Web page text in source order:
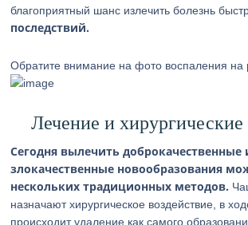
благоприятный шанс излечить болезнь
последствий.
Обратите внимание на фото воспаления на
Лечение и
Сегодня вылечить доброкачественные
злокачественные новообразования
нескольких традиционных методов.
назначают хирургическое воздействие, в
происходит удаление как самого